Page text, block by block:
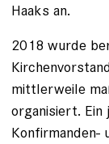
Haaks an.
2018 wurde
mittlerweile
organisiert. Ein
Konfirmanden-